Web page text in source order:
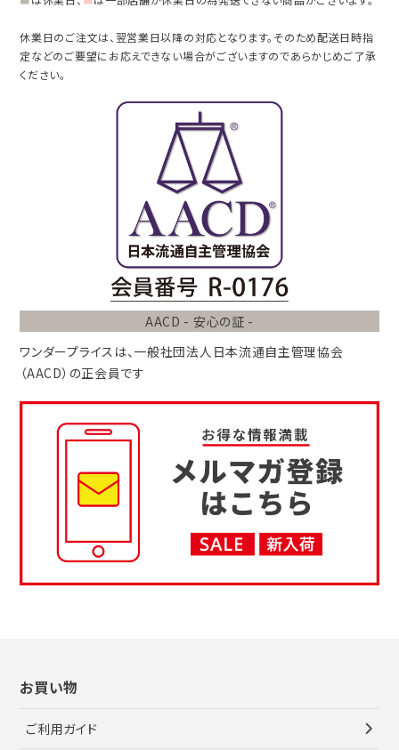
休業日のご注文は、翌営業日以降の対応となります。そのため配送日時指
定などのご要望にお応えできない場合がございますのであらかじめご了承
ください。
AACD - 安心の証 -
ワンダープライスは、 一般社団法人 日本流通自主管理協会
（AACD） の正会員です
お買い物
ご利用ガイド